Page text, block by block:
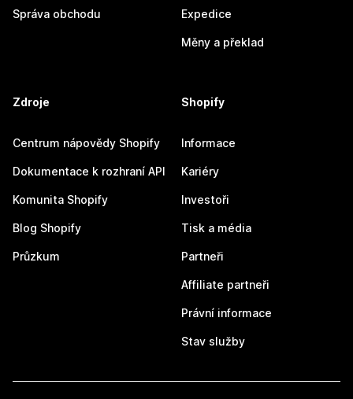
Správa obchodu Expedice
Měny a překlad
Zdroje
Centrum nápovědy Shopify
Dokumentace k rozhraní API
Komunita Shopify
Blog Shopify
Průzkum
Shopify
Informace
Kariéry
Investoři
Tisk a média
Partneři
Affiliate partneři
Právní informace
Stav služby